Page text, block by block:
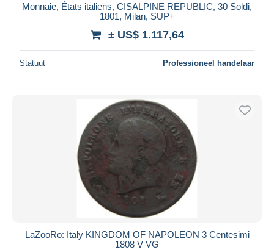
Monnaie, États italiens, CISALPINE REPUBLIC, 30 Soldi,
1801, Milan, SUP+
± US$ 1.117,64
Statuut Professioneel handelaar
LaZooRo: Italy KINGDOM OF NAPOLEON 3 Centesimi
1808 V VG